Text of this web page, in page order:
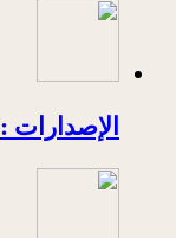
الإصدارات :